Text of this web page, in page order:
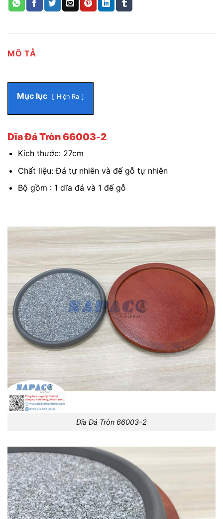
MÔ TẢ
Mục lục Hiện Ra
Dĩa Đá Tròn 66003-2
Kích thước: 27cm
Chất liệu: Đá tự nhiên và đế gỗ tự nhiên
Bộ gồm : 1 dĩa đá và 1 đế gỗ
Dĩa Đá Tròn 66003-2